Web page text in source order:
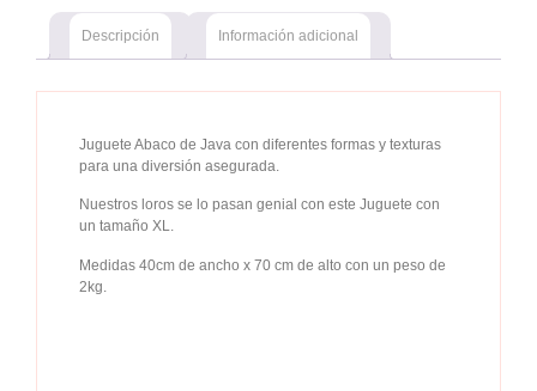
Descripción Información adicional
Juguete Abaco de Java con diferentes formas y texturas
para una diversión asegurada.
Nuestros loros se lo pasan genial con este Juguete con
un tamaño XL.
Medidas 40cm de ancho x 70 cm de alto con un peso de
2kg.